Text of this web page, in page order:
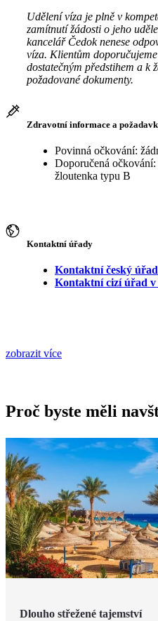
Udělení víza je plně v
zamítnutí žádosti o jeho
kancelář Čedok nenese
víza. Klientům
dostatečným předstihem a k
požadované dokumenty.
Zdravotní informace a
Povinná očkování:
Doporučená
žloutenka typu B
Kontaktní úřady
Kontaktní český
Kontaktní cizí úřad
zobrazit více
Proč byste měli
Dlouho střežené tajemství